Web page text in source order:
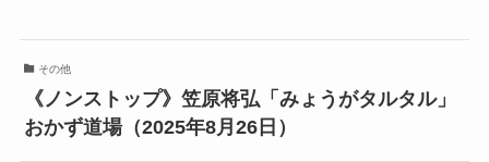
その他
《ノンストップ》笠原将弘「みょうがタルタル」
おかず道場（2025年8月26日）